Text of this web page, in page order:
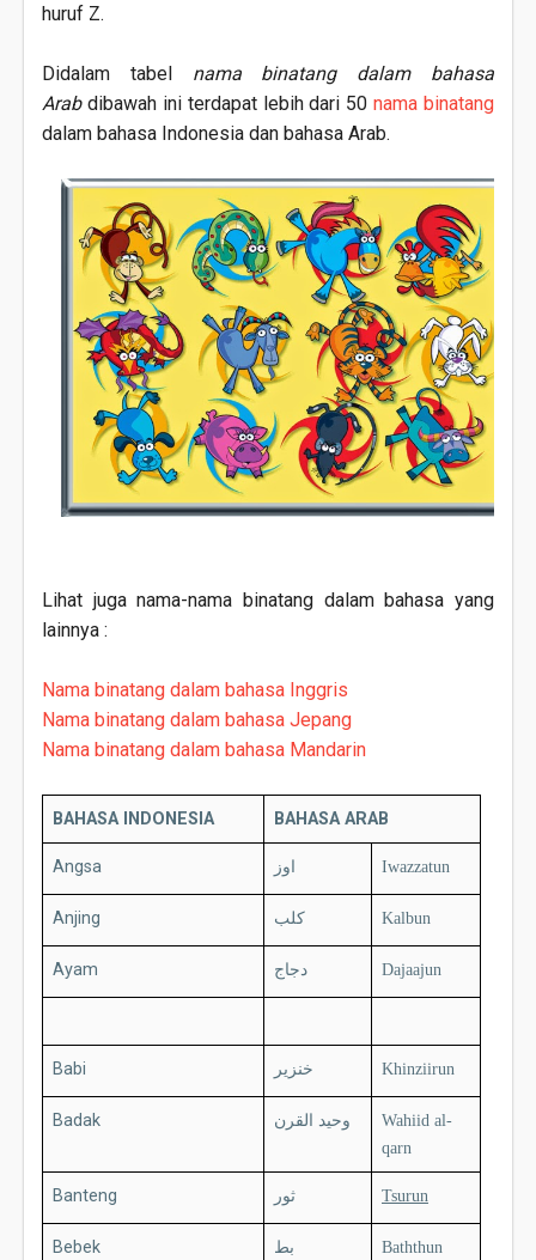
huruf Z.
Didalam tabel nama binatang dalam bahasa
Arabdibawah ini terdapat lebih dari 50nama binatang
dalam bahasa Indonesia dan bahasa Arab.
Lihat juga nama-nama binatang dalam bahasa yang
lainnya :
Nama binatang dalam bahasa Inggris
Nama binatang dalam bahasa Jepang
Nama binatang dalam bahasa Mandarin
BAHASA INDONESIA BAHASA ARAB
Angsa اوز Iwazzatun
Anjing كلب Kalbun
Ayam دجاج Dajaajun
Babi خنزير Khinziirun
Badak وحيد القرن
Wahiid al-
qarn
Banteng ثور Tsurun
Bebek بط Baththun